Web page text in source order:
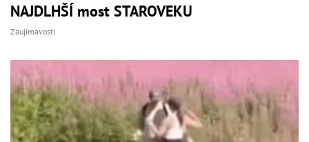
NAJDLHŠÍ most STAROVEKU
Zaujímavosti